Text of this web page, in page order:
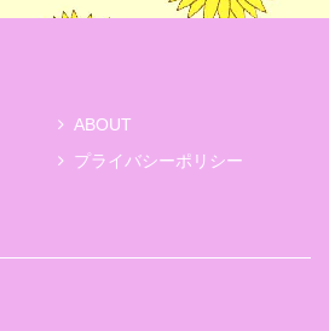
ABOUT
プライバシーポリシー